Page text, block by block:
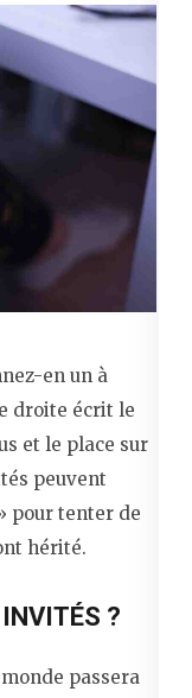
en un à
droite écrit le
et le place sur
peuvent
pour tenter de
hérité.
?
passera